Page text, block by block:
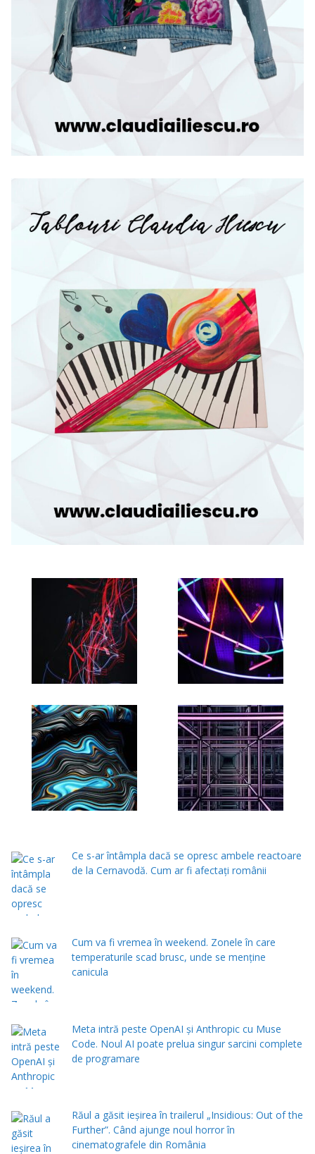
Ce s-ar întâmpla dacă se opresc ambele reactoare
de la Cernavodă. Cum ar fi afectați românii
Cum va fi vremea în weekend. Zonele în care
temperaturile scad brusc, unde se menţine
canicula
Meta intră peste OpenAI și Anthropic cu Muse
Code. Noul AI poate prelua singur sarcini complete
de programare
Răul a găsit ieșirea în trailerul „Insidious: Out of the
Further”. Când ajunge noul horror în
cinematografele din România